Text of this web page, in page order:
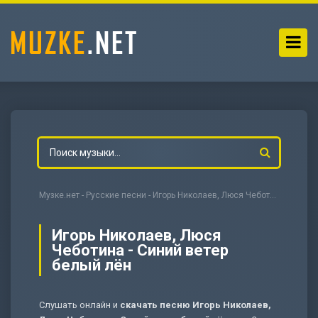
Музке.нет - Русские песни - Игорь Николаев, Люся Чеботина - Синий ветер белый лён
Игорь Николаев, Люся
Чеботина - Синий ветер
белый лён
Слушать онлайн и скачать песню Игорь Николаев,